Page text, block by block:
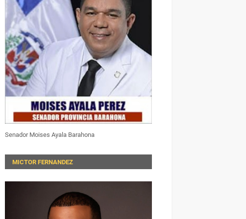
Senador Moises Ayala Barahona
MICTOR FERNANDEZ